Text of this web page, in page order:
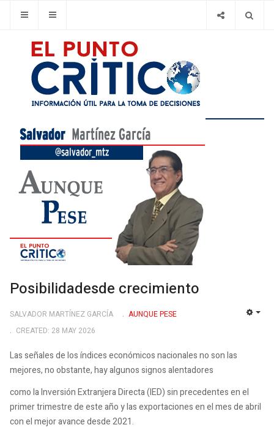
Posibilidadesde crecimiento
SALVADOR MARTÍNEZ GARCÍA
AUNQUE PESE
CREATED: 28 MAY 2026
Las señales de los índices económicos nacionales no son las
mejores, no obstante, hay algunos signos alentadores
como la Inversión Extranjera Directa (IED) sin precedentes en el
primer trimestre de este año y las exportaciones en el mes de abril
con el mejor avance desde 2021.